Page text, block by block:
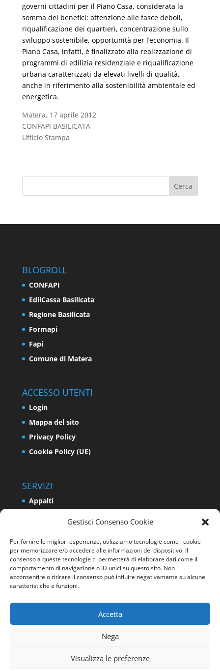
Gestisci Consenso Cookie
Per fornire le migliori esperienze, utilizziamo tecnologie come i cookie
per memorizzare e/o accedere alle informazioni del dispositivo. Il
consenso a queste tecnologie ci permetterà di elaborare dati come il
comportamento di navigazione o ID unici su questo sito. Non
acconsentire o ritirare il consenso può influire negativamente su alcune
caratteristiche e funzioni.
Accetta
Nega
Visualizza le preferenze
governi cittadini per il Piano Casa, considerata la
somma dei benefici: attenzione alle fasce deboli,
riqualificazione dei quartieri, concentrazione sullo
sviluppo sostenibile, opportunità per l’economia. Il
Piano Casa, infatti, è finalizzato alla realizzazione di
programmi di edilizia residenziale e riqualificazione
urbana caratterizzati da elevati livelli di qualità,
anche in riferimento alla sostenibilità ambientale ed
energetica.
Matera, 17 aprile 2012
CONFAPI BASILICATA
Ufficio Stampa
BLOGROLL
CONFAPI
EdilCassa Basilicata
Regione Basilicata
Formapi
Fapi
Comune di Matera
ACCESSO UTENTI
Login
Mappa del sito
Privacy Policy
Cookie Policy (UE)
SERVIZI
Appalti
Impresa
Programmazione e Sviluppo del Territorio
Energia e Ambiente
Sicurezza sui luoghi di lavoro